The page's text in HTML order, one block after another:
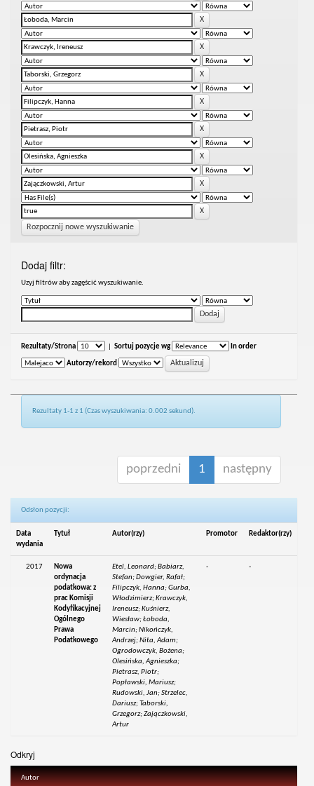
Rozpocznij nowe wyszukiwanie
Dodaj filtr:
Uzyj filtrów aby zagęścić wyszukiwanie.
Rezultaty/Strona Sortuj pozycje wg In order
Autorzy/rekord
Rezultaty 1-1 z 1 (Czas wyszukiwania: 0.002 sekund).
poprzedni 1 następny
Odsłon pozycji:
Data
wydania
Tytuł Autor(rzy) Promotor Redaktor(rzy)
2017
Nowa
ordynacja
podatkowa: z
prac Komisji
Kodyfikacyjnej
Ogólnego
Prawa
Podatkowego
Etel, Leonard; Babiarz,
Stefan; Dowgier, Rafał;
Filipczyk, Hanna; Gurba,
Włodzimierz; Krawczyk,
Ireneusz; Kuśnierz,
Wiesław; Łoboda,
Marcin; Nikończyk,
Andrzej; Nita, Adam;
Ogrodowczyk, Bożena;
Olesińska, Agnieszka;
Pietrasz, Piotr;
Popławski, Mariusz;
Rudowski, Jan; Strzelec,
Dariusz; Taborski,
Grzegorz; Zajączkowski,
Artur
- -
Odkryj
Autor